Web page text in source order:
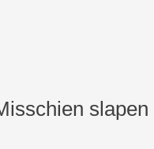
slapen